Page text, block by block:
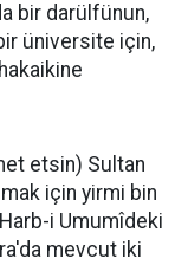
bir darülfünun,
üniversite için,
etsin) Sultan
için yirmi bin
i Umumîdeki
mevcut iki